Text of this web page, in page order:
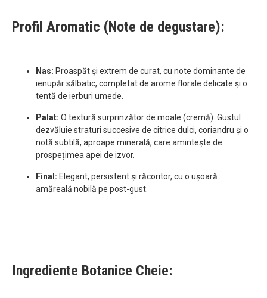
Profil Aromatic (Note de degustare):
Nas: Proaspăt și extrem de curat, cu note dominante de
ienupăr sălbatic, completat de arome florale delicate și o
tentă de ierburi umede.
Palat: O textură surprinzător de moale (cremă). Gustul
dezvăluie straturi succesive de citrice dulci, coriandru și o
notă subtilă, aproape minerală, care amintește de
prospețimea apei de izvor.
Final: Elegant, persistent și răcoritor, cu o ușoară
amăreală nobilă pe post-gust.
Ingrediente Botanice Cheie: